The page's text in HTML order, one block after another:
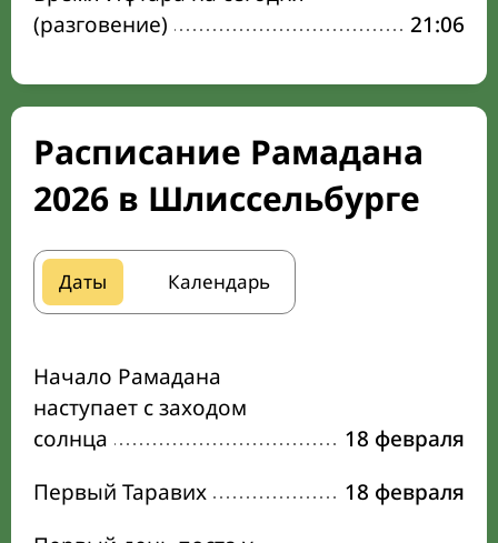
(разговение)
21:06
Расписание Рамадана
2026 в Шлиссельбурге
Даты Календарь
Начало Рамадана
наступает с заходом
солнца
18 февраля
Первый Таравих
18 февраля